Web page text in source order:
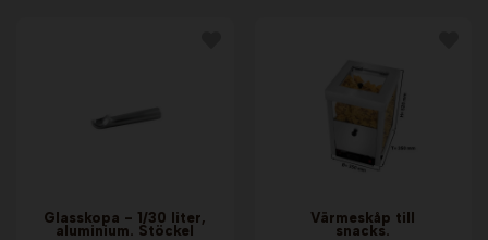
Glasskopa - 1/30 liter,
aluminium. Stöckel
Värmeskåp till
snacks.